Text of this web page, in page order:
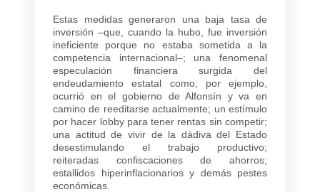
Estas medidas generaron una baja tasa de
inversión –que, cuando la hubo, fue inversión
ineficiente porque no estaba sometida a la
competencia internacional–; una fenomenal
especulación financiera surgida del
endeudamiento estatal como, por ejemplo,
ocurrió en el gobierno de Alfonsín y va en
camino de reeditarse actualmente; un estímulo
por hacer lobby para tener rentas sin competir;
una actitud de vivir de la dádiva del Estado
desestimulando el trabajo productivo;
reiteradas confiscaciones de ahorros;
estallidos hiperinflacionarios y demás pestes
económicas.